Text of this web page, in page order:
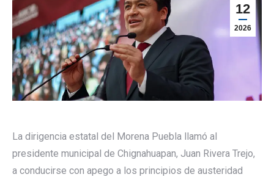
12
2026
La dirigencia estatal del Morena Puebla llamó al
presidente municipal de Chignahuapan, Juan Rivera Trejo,
a conducirse con apego a los principios de austeridad